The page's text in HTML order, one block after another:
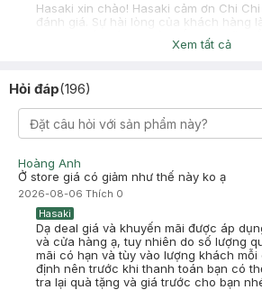
Hasaki xin chào! Hasaki cảm ơn Chi
đánh giá. Sự hài lòng của khách hàng
Hasaki ngày càng phát triển hơn nữa
Cảm ơn bạn đã tin tưởng và mua sắm tại
2025-07-08
Da mình hỗn hợp thiên khô, hay khô bên 2
xung quanh miệng đến nỗi tróc da lên
nhỏ sài thử, mình có kết hợp với serum
zía là ẩm đủ nè và không còn tình trạng
Cấp ẩm: 10/10
Khô ráo: 8/10 ( tầm 30-1h mới khô ráo set
Hasaki
Hasaki xin chào! Hasaki cảm ơn Quế
đánh giá. Sự hài lòng của khách hàng
Hasaki ngày càng phát triển hơn nữa
Cảm ơn bạn đã tin tưởng và mua sắm
Xem tất cả
Hỏi đáp(196)
Hoàng Anh
Ở store giá có giảm như thế này ko ạ
2026-08-06 Thích 0
Hasaki
Dạ deal giá và khuyến mãi được áp
và cửa hàng ạ, tuy nhiên do số lượng
mãi có hạn và tùy vào lượng khách
định nên trước khi thanh toán bạn có
tra lại quà tặng và giá trước cho bạn